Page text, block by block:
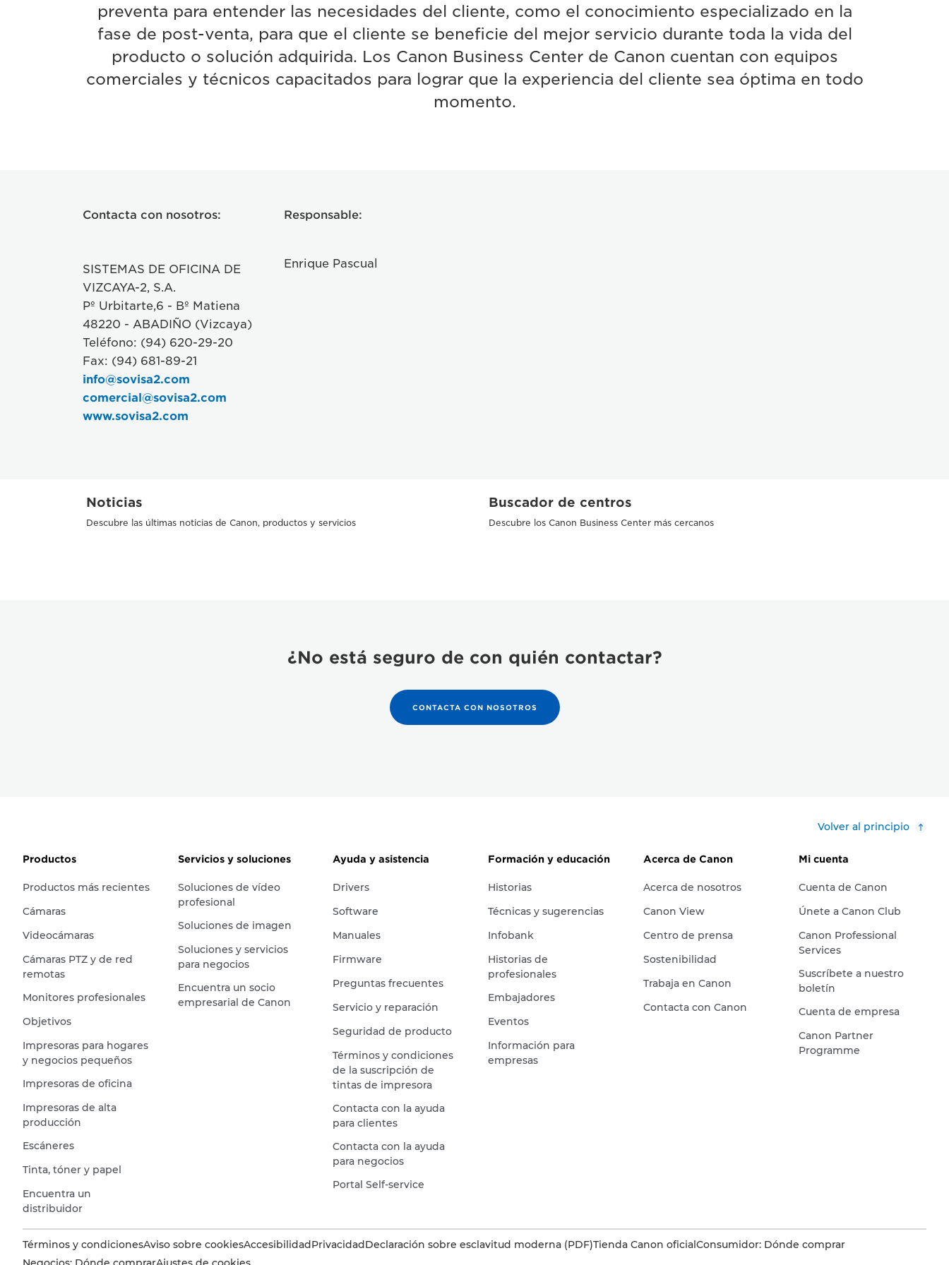
preventa para entender las necesidades del cliente, como el conocimiento especializado en la
fase de post-venta, para que el cliente se beneficie del mejor servicio durante toda la vida del
producto o solución adquirida. Los Canon Business Center de Canon cuentan con equipos
comerciales y técnicos capacitados para lograr que la experiencia del cliente sea óptima en todo
momento.
Contacta con nosotros:
SISTEMAS DE OFICINA DE
VIZCAYA-2, S.A.
Pº Urbitarte,6 - Bº Matiena
48220 - ABADIÑO (Vizcaya)
Teléfono: (94) 620-29-20
Fax: (94) 681-89-21
info@sovisa2.com
comercial@sovisa2.com
www.sovisa2.com
Responsable:
Enrique Pascual
Noticias
Descubre las últimas noticias de Canon, productos y servicios
Buscador de centros
Descubre los Canon Business Center más cercanos
¿No está seguro de con quién contactar?
CONTACTA CON NOSOTROS
Volver al principio
Productos
Productos más recientes
Cámaras
Videocámaras
Cámaras PTZ y de red
remotas
Monitores profesionales
Objetivos
Impresoras para hogares
y negocios pequeños
Impresoras de oficina
Impresoras de alta
producción
Escáneres
Tinta, tóner y papel
Encuentra un
distribuidor
Servicios y soluciones
Soluciones de vídeo
profesional
Soluciones de imagen
Soluciones y servicios
para negocios
Encuentra un socio
empresarial de Canon
Ayuda y asistencia
Drivers
Software
Manuales
Firmware
Preguntas frecuentes
Servicio y reparación
Seguridad de producto
Términos y condiciones
de la suscripción de
tintas de impresora
Contacta con la ayuda
para clientes
Contacta con la ayuda
para negocios
Portal Self-service
Formación y educación
Historias
Técnicas y sugerencias
Infobank
Historias de
profesionales
Embajadores
Eventos
Información para
empresas
Acerca de Canon
Acerca de nosotros
Canon View
Centro de prensa
Sostenibilidad
Trabaja en Canon
Contacta con Canon
Mi cuenta
Cuenta de Canon
Únete a Canon Club
Canon Professional
Services
Suscríbete a nuestro
boletín
Cuenta de empresa
Canon Partner
Programme
Términos y condicionesAviso sobre cookiesAccesibilidadPrivacidadDeclaración sobre esclavitud moderna (PDF)Tienda Canon oficialConsumidor: Dónde comprar